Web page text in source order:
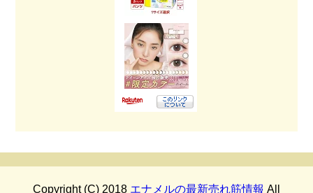
Copyright (C) 2018 エナメルの最新売れ筋情報 All